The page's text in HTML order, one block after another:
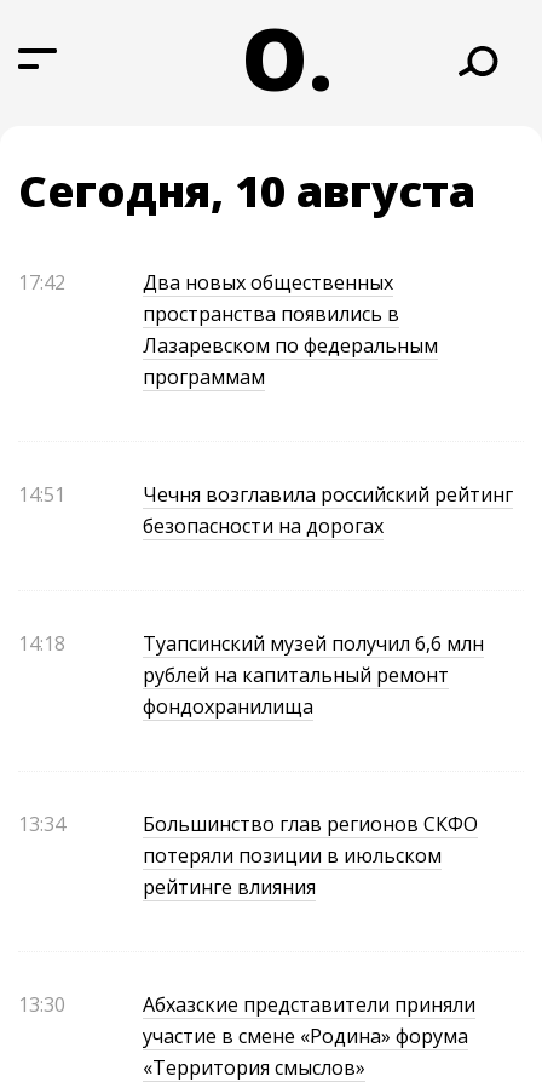
О.
Сегодня, 10 августа
17:42
Два новых общественных
пространства появились в
Лазаревском по федеральным
программам
14:51
Чечня возглавила российский рейтинг
безопасности на дорогах
14:18
Туапсинский музей получил 6,6 млн
рублей на капитальный ремонт
фондохранилища
13:34
Большинство глав регионов СКФО
потеряли позиции в июльском
рейтинге влияния
13:30
Абхазские представители приняли
участие в смене «Родина» форума
«Территория смыслов»